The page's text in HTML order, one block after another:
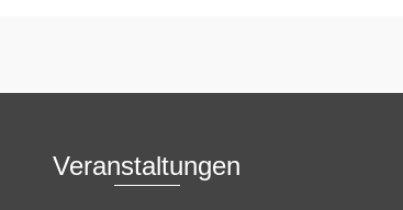
Veranstaltungen